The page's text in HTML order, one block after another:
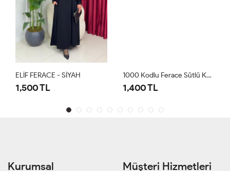
ELİF FERACE - SİYAH
1,500 TL
1000 Kodlu Ferace Sütlü Kahve
1,400 TL
Kurumsal Müşteri Hizmetleri